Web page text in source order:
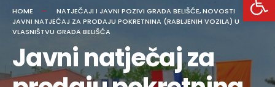
HOME NATJEČAJI I JAVNI POZIVI GRADA BELIŠĆE,NOVOSTI
JAVNI NATJEČAJ ZA PRODAJU POKRETNINA (RABLJENIH VOZILA) U
VLASNIŠTVU GRADA BELIŠĆA
Javni natječaj za